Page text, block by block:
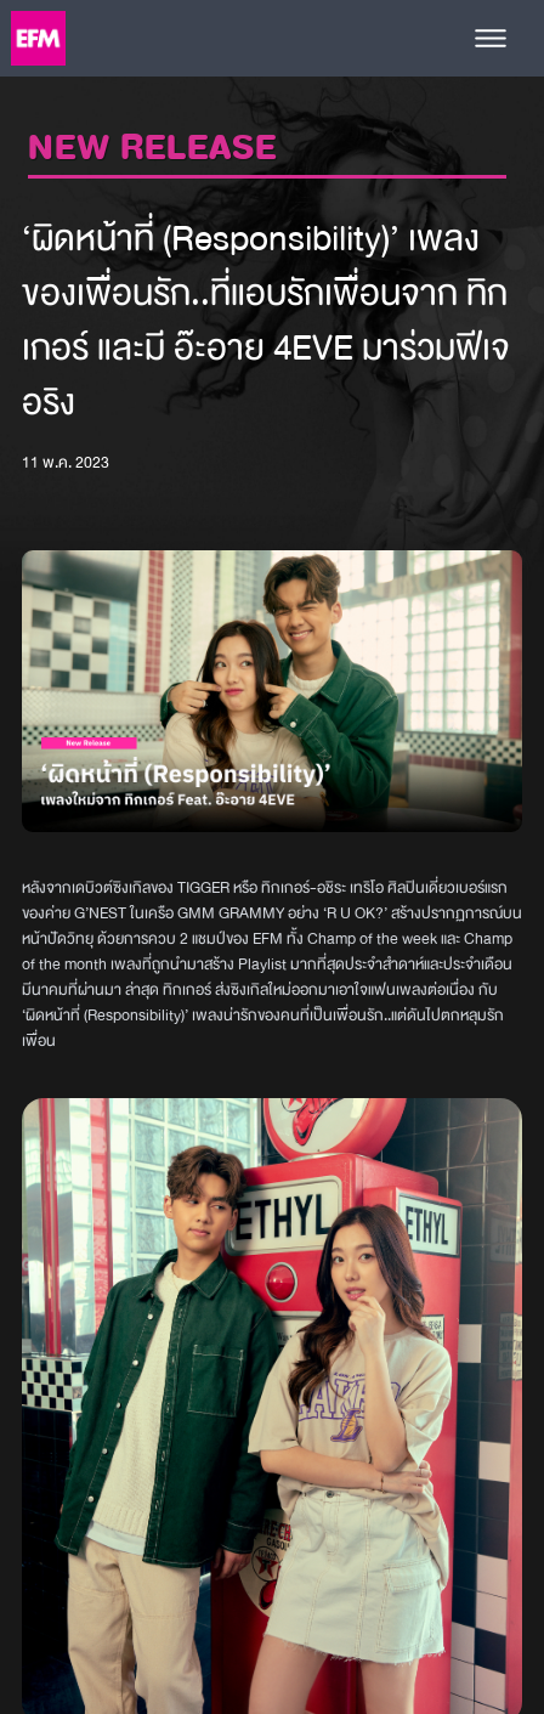
NEW RELEASE
‘ผิดหน้าที่ (Responsibility)’ เพลง
ของเพื่อนรัก..ที่แอบรักเพื่อนจาก ทิก
เกอร์ และมี อ๊ะอาย 4EVE มาร่วมฟีเจ
อริง
11 พ.ค. 2023
หลังจากเดบิวต์ซิงเกิลของ TIGGER หรือ ทิกเกอร์-อชิระ เทริโอ ศิลปินเดี่ยวเบอร์แรก
ของค่าย G’NEST ในเครือ GMM GRAMMY อย่าง ‘R U OK?’ สร้างปรากฏการณ์บน
หน้าปัดวิทยุ ด้วยการควบ 2 แชมป์ของ EFM ทั้ง Champ of the week และ Champ
of the month เพลงที่ถูกนำมาสร้าง Playlist มากที่สุดประจำสำดาห์และประจำเดือน
มีนาคมที่ผ่านมา ล่าสุด ทิกเกอร์ ส่งซิงเกิลใหม่ออกมาเอาใจแฟนเพลงต่อเนื่อง กับ
‘ผิดหน้าที่ (Responsibility)’ เพลงน่ารักของคนที่เป็นเพื่อนรัก..แต่ดันไปตกหลุมรัก
เพื่อน